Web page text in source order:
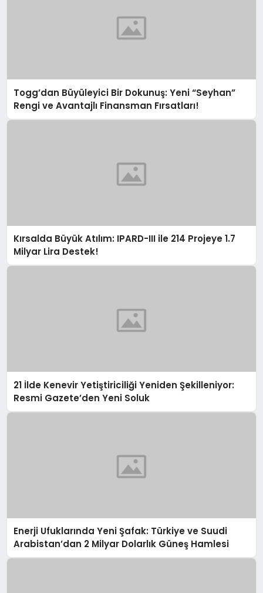
Togg’dan Büyüleyici Bir Dokunuş: Yeni “Seyhan”
Rengi ve Avantajlı Finansman Fırsatları!
Kırsalda Büyük Atılım: IPARD-III ile 214 Projeye 1.7
Milyar Lira Destek!
21 İlde Kenevir Yetiştiriciliği Yeniden Şekilleniyor:
Resmi Gazete’den Yeni Soluk
Enerji Ufuklarında Yeni Şafak: Türkiye ve Suudi
Arabistan’dan 2 Milyar Dolarlık Güneş Hamlesi